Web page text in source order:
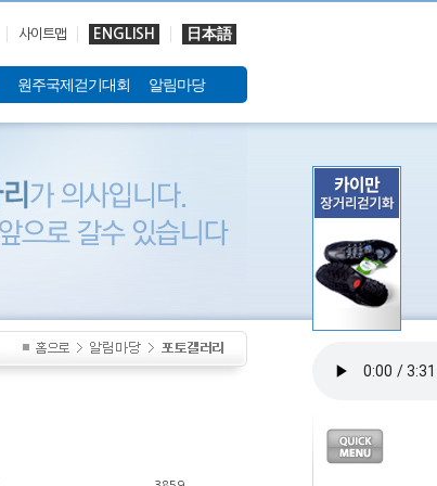
사이트맵 ENGLISH 日本語
원주국제걷기대회 알림마당